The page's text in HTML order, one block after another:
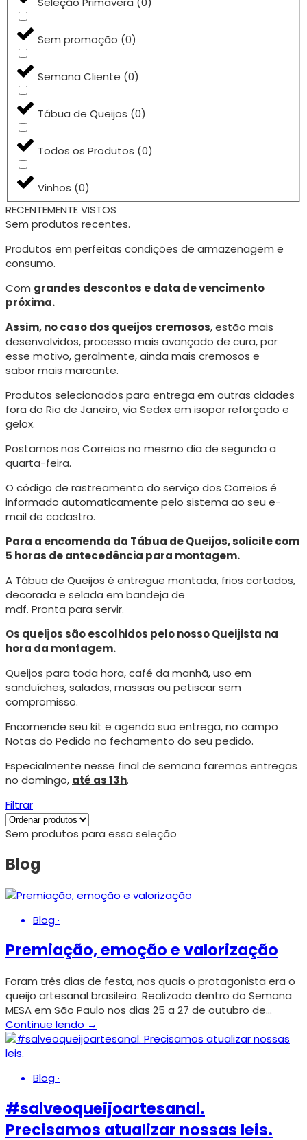
Sem promoção (0)
Semana Cliente (0)
Tábua de Queijos (0)
Todos os Produtos (0)
Vinhos (0)
RECENTEMENTE VISTOS
Sem produtos recentes.
Produtos em perfeitas condições de armazenagem e
consumo.
Com grandes descontos e data de vencimento
próxima.
Assim, no caso dos queijos cremosos, estão mais
desenvolvidos, processo mais avançado de cura, por
esse motivo, geralmente, ainda mais cremosos e
sabor mais marcante.
Produtos selecionados para entrega em outras cidades
fora do Rio de Janeiro, via Sedex em isopor reforçado e
gelox.
Postamos nos Correios no mesmo dia de segunda a
quarta-feira.
O código de rastreamento do serviço dos Correios é
informado automaticamente pelo sistema ao seu e-
mail de cadastro.
Para a encomenda da Tábua de Queijos, solicite com
5 horas de antecedência para montagem.
A Tábua de Queijos é entregue montada, frios cortados,
decorada e selada em bandeja de
mdf. Pronta para servir.
Os queijos são escolhidos pelo nosso Queijista na
hora da montagem.
Queijos para toda hora, café da manhã, uso em
sanduíches, saladas, massas ou petiscar sem
compromisso.
Encomende seu kit e agenda sua entrega, no campo
Notas do Pedido no fechamento do seu pedido.
Especialmente nesse final de semana faremos entregas
no domingo, até as 13h.
Filtrar
Sem produtos para essa seleção
Blog
Blog·
Premiação, emoção e valorização
Foram três dias de festa, nos quais o protagonista era o
queijo artesanal brasileiro. Realizado dentro do Semana
MESA em São Paulo nos dias 25 a 27 de outubro de…
Continue lendo →
Blog·
#salveoqueijoartesanal.
Precisamos atualizar nossas leis.